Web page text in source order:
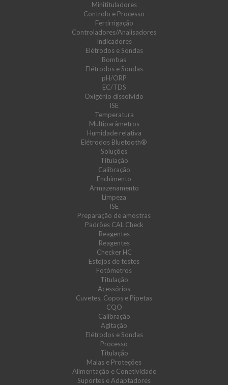
Minitituladores
Controlo e Processo
Fertirrigação
Controladores/Analisadores
Indicadores
Elétrodos e Sondas
Bombas
Elétrodos e Sondas
pH/ORP
EC/TDS
Oxigénio dissolvido
ISE
Temperatura
Multiparâmetros
Humidade relativa
Elétrodos Bluetooth®
Soluções
Titulação
Calibração
Enchimento
Armazenamento
Limpeza
ISE
Preparação de amostras
Padrões CAL Check
Reagentes
Reagentes
Checker HC
Estojos de testes
Fotómetros
Titulação
Acessórios
Cuvetes, Copos e Pipetas
CQO
Calibração
Agitação
Elétrodos e Sondas
Processo
Titulação
Malas e Proteções
Alimentação e Conetividade
Suportes e Adaptadores